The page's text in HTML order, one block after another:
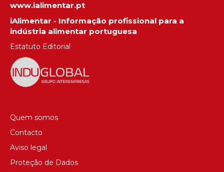
www.ialimentar.pt
iAlimentar - Informação profissional para a
indústria alimentar portuguesa
Estatuto Editorial
Quem somos
Contacto
Aviso legal
Proteção de Dados